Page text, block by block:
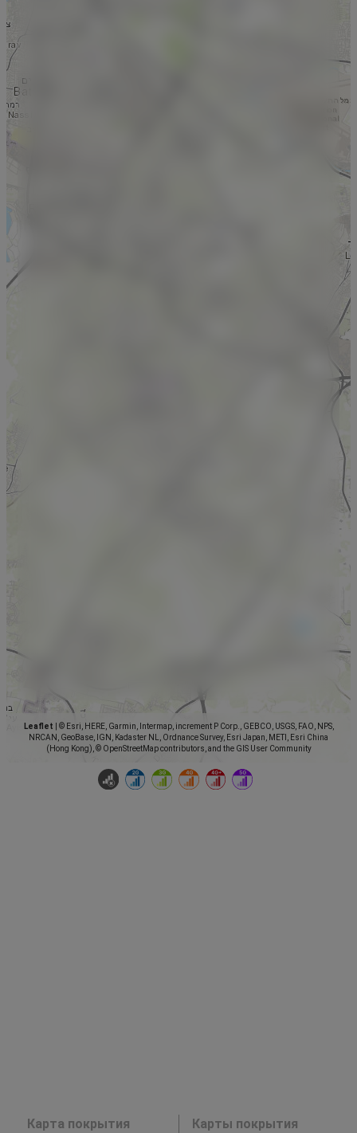
Leaflet
© Esri, HERE, Garmin, Intermap, increment P Corp., GEBCO, USGS, FAO, NPS,
NRCAN, GeoBase, IGN, Kadaster NL, Ordnance Survey, Esri Japan, METI, Esri China
(Hong Kong), © OpenStreetMap contributors, and the GIS User Community
Карта покрытия
Карты покрытия